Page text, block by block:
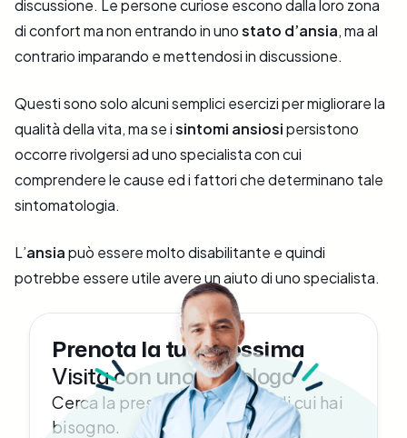
discussione. Le persone curiose escono dalla loro zona
di confort ma non entrando in unostato d’ansia, ma al
contrario imparando e mettendosi in discussione.
Questi sono solo alcuni semplici esercizi per migliorare la
qualità della vita, ma se isintomi ansiosipersistono
occorre rivolgersi ad uno specialista con cui
comprendere le cause ed i fattori che determinano tale
sintomatologia.
L’ansiapuò essere molto disabilitante e quindi
potrebbe essere utile avere un aiuto di uno specialista.
Prenota la tua prossima
Visita con uno Psicologo
Cerca la prestazione medica di cui hai
bisogno.